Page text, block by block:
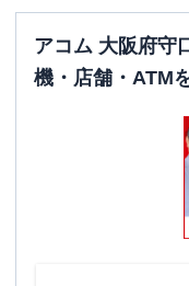
アコム 大阪府守
機・店舗・ATM